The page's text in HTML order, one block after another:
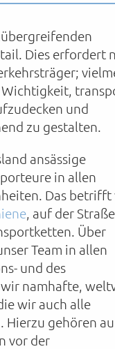
Dies erfordert
und
zu gestalten.
ansässige
in allen
Das betrifft
, auf der
Über
Team in allen
und des
namhafte,
wir auch alle
Hierzu gehören
vor der